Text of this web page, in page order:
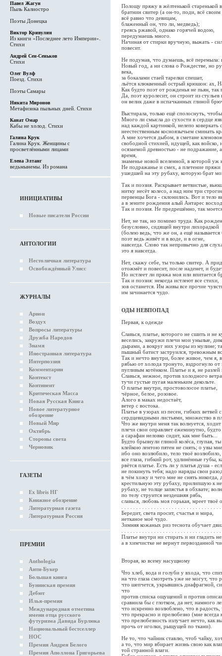
Павел Жагун
Пыль Калиостро
Поэты Донецка
Виктор Кривулин
Из книги «Последнее лето Империи».
Стихи
Андрей Сен-Сеньков
Стихи
Олег Вулф
Поезд. Стихи
Поэты Самары
Никита Миронов
Метафизика пыльных дней. Стихи
Канат Омар
Кабы не холод. Стихи
Галина Крук
Галина Крук. Женщины с
просветлёнными лицами
Елена Элтанг
ведьмынемы. Из романа
ИНИЦИАТИВЫ
Новые писатели России
АНТОЛОГИИ
Нестоличная литература
Освобождённый Улисс
ЖУРНАЛЫ
Арион
Воздух
Вопросы литературы
Дружба Народов
Знамя
Иностранная литература
Интерпоэзия
Комментарии
Контекст
Континент
Критическая Масса
Новая Русская Книга
Новое литературное
обозрение
Новый Мир
Октябрь
Стороны света
Черновик
ГАЗЕТЫ
Ex libris НГ
Книжное обозрение
Литературная газета
Литературная Россия
ПРЕМИИ
Anthologia
Анти-Букер
Большая книга
Бунинская премия
Дебют
Илья-премия
Международная отметина
имени отца русского
футуризма Давида Бурлюка
Национальный бестселлер
НОС
Премия Андрея Белого
Премия Аполлона Григорьева
Полощу пряжу в жёлтенькой старенькой
братнин свитер (а он-то, поди, всё
всё равно что девицам,
блаженный он, что ли, медведь);
греясь ржавой, однако горячей водою,
передумаешь много.
Начиная от стирки вручную, выжать -
повесит.
Не подумав, что думаешь, всё перемыла:
Новый год, а ни слова о Рождестве, но
века,
за бокалами стаей тарелки спешат,
льётся клюквенный острый крюшон: ах,
Как будто поэт от рожденья не пьян,
Да, поэт куролесит, он строит из
он велик даже в испачканных глиной
Выстирала, только ещё сполоснуть,
Много ли смысла до сухости в сердце
над каждой картинкой, нелепо коверкать
неестественным косноязычьем сминать
А мне хочется дыбом, в сметане
свободной стихией, идущей, как войско,
осязаемой древностью - не подражание,
время,
знаменье новой вселенной, в которой уж
Не подражанье и смех, а плетение
ушедшей на эту рубаху, которую брат
Так и поэзия. Раскрывает ветвистые,
нитку несёт колесо, а над ним три
первенцы Бога - склонились. Вот и тело
а в зените рождения алый Антарес
Так и поэзия. Не предрешённо, так
Нет, не так, но помимо труда. Как
безусловно, сидящей внутри лихорадкой
(болею ведь, что же он, а ещё называется
поэт ведь живёт и в воде, и в огне,
навсегда. Слово так непривычно для
это я навсегда.
Нет, скажу себе, ты только свитер. А
отожмёт и повесит, после наденет, и
Но истлеет ли пряжа моя или впитается
Так и поэзия: некогда истлеют все стихи,
зов останется. Им живы все прочие
им зачинается чудо.
ОДЫ НЕВПОПАД
Первая, к одежде
Славься, платье, которого не сшить и не
веселись, закружи плечи мои унылые,
дырами, а вокруг них узоры из мулине;
пышный батист заструился, тревожным
Так и нечто внутри, более живое, чем я,
рябью от холода тронуто, вздрогнуло от
пугливым котёнком. Платье и я, не
Славься, нежное, против холодного
тучи густые пугая маленьким декольте.
О платье внутри, простоволосое платье,
чёрное, белое, розовое.
Алого в маках недостаёт,
ветер с востока.
Платье в узорах из песен, гибких
сердцевидными листьями, множество в
Что же внутри меня так волнуется,
плечи свои оправляет ежеминутно,
а сарафан неловко сидит, как мне быть...
Будто брызнули глиной колёса, глупая,
клейкою лентою пятен не снять; о увы
ибо оно возлюбило, тело твоё
все глаза, гибкий рот, удлинённые губы,
рвётся платье. Есть ли у платья душа -
не покинуть тебя; надо наряды свои
в чём хожу и чего мне не снять
крестильную эту рубаху, прилипшую к
рубаху, не толще запястья в обхвате;
по телу струится нездешняя рябь,
славься, любовь моя горькая, мреет твоё
Бередит, света просит, счастья и мира,
нетканое моё чудо.
Зимняя кожаных риз теснота обучает
Платье внутри ни стирать и ни гладить
а в химчистке не вернут первозданной
Вторая, ко всему насущному
Что хлеб, вода и голуби у входа, что
на что глаза смотреть уже не могут, что
что шепчется, укрывшись диафрагмой,
что
против списка ощущений и против
сравнила бы с глотком, да нет, намного
что искренно возлюблено, что в
что прекрасно и прелюбезно (мне всегда
что прелюбезность излучает нечто, как
прочь от иголки, рыщущей по ткани).
Не то, что чайник ставлю, чтоб чайку,
а то, что мир вбирает жизнь свою как
той странной влаги.